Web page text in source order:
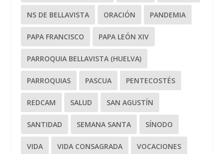
NS DE BELLAVISTA ORACIÓN PANDEMIA
PAPA FRANCISCO PAPA LEÓN XIV
PARROQUIA BELLAVISTA (HUELVA)
PARROQUIAS PASCUA PENTECOSTÉS
REDCAM SALUD SAN AGUSTÍN
SANTIDAD SEMANA SANTA SÍNODO
VIDA VIDA CONSAGRADA VOCACIONES